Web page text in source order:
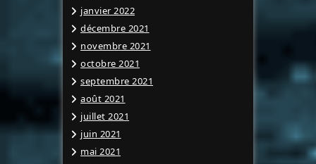
janvier 2022
décembre 2021
novembre 2021
octobre 2021
septembre 2021
août 2021
juillet 2021
juin 2021
mai 2021